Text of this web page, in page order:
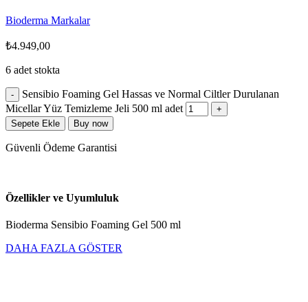
Bioderma Markalar
₺4.949,00
6 adet stokta
Sensibio Foaming Gel Hassas ve Normal Ciltler Durulanan
Micellar Yüz Temizleme Jeli 500 ml adet
Sepete Ekle Buy now
Güvenli Ödeme Garantisi
Özellikler ve Uyumluluk
Bioderma Sensibio Foaming Gel 500 ml
DAHA FAZLA GÖSTER